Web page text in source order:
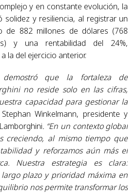
y en constante evolución, la
solidez y resiliencia, al registrar un
de 882 millones de dólares (768
y una rentabilidad del 24%,
la del ejercicio anterior.
demostró que la fortaleza de
no reside solo en las cifras,
capacidad para gestionar la
Stephan Winkelmann, presidente y
. “En un contexto global
creciendo, al mismo tiempo que
y reforzamos aún más el
Nuestra estrategia es clara:
plazo y prioridad máxima en
nos permite transformar los